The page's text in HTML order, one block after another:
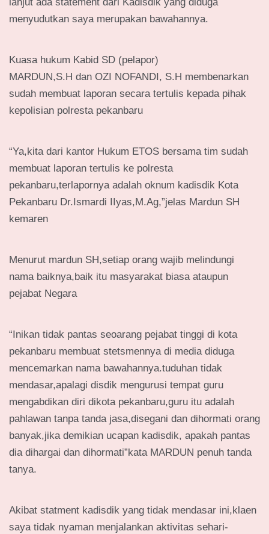
lanjut ada statement dari Kadisdik yang diduga
menyudutkan saya merupakan bawahannya.
Kuasa hukum Kabid SD (pelapor)
MARDUN,S.H dan OZI NOFANDI, S.H membenarkan
sudah membuat laporan secara tertulis kepada pihak
kepolisian polresta pekanbaru
“Ya,kita dari kantor Hukum ETOS bersama tim sudah
membuat laporan tertulis ke polresta
pekanbaru,terlapornya adalah oknum kadisdik Kota
Pekanbaru Dr.Ismardi IIyas,M.Ag,”jelas Mardun SH
kemaren
Menurut mardun SH,setiap orang wajib melindungi
nama baiknya,baik itu masyarakat biasa ataupun
pejabat Negara
“Inikan tidak pantas seoarang pejabat tinggi di kota
pekanbaru membuat stetsmennya di media diduga
mencemarkan nama bawahannya.tuduhan tidak
mendasar,apalagi disdik mengurusi tempat guru
mengabdikan diri dikota pekanbaru,guru itu adalah
pahlawan tanpa tanda jasa,disegani dan dihormati orang
banyak,jika demikian ucapan kadisdik, apakah pantas
dia dihargai dan dihormati”kata MARDUN penuh tanda
tanya.
Akibat statment kadisdik yang tidak mendasar ini,klaen
saya tidak nyaman menjalankan aktivitas sehari-